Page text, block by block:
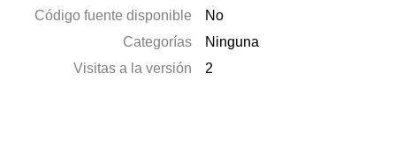
Código fuente disponible
No
Categorías
Ninguna
Visitas a la versión
2